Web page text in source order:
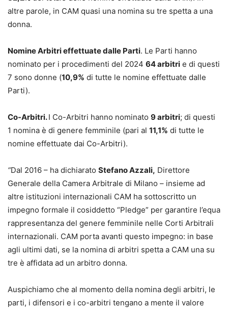
altre parole, in CAM quasi una nomina su tre spetta a una
donna.
Nomine Arbitri effettuate dalle Parti. Le Parti hanno
nominato per i procedimenti del 2024 64 arbitri e di questi
7 sono donne (10,9% di tutte le nomine effettuate dalle
Parti).
Co-Arbitri.I Co-Arbitri hanno nominato 9 arbitri; di questi
1 nomina è di genere femminile (pari al 11,1% di tutte le
nomine effettuate dai Co-Arbitri).
“Dal 2016 – ha dichiarato Stefano Azzali, Direttore
Generale della Camera Arbitrale di Milano – insieme ad
altre istituzioni internazionali CAM ha sottoscritto un
impegno formale il cosiddetto “Pledge” per garantire l’equa
rappresentanza del genere femminile nelle Corti Arbitrali
internazionali. CAM porta avanti questo impegno: in base
agli ultimi dati, se la nomina di arbitri spetta a CAM una su
tre è affidata ad un arbitro donna.
Auspichiamo che al momento della nomina degli arbitri, le
parti, i difensori e i co-arbitri tengano a mente il valore